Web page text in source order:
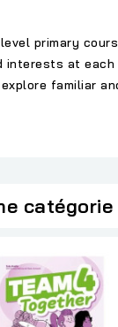
primary
at
familiar
catégorie